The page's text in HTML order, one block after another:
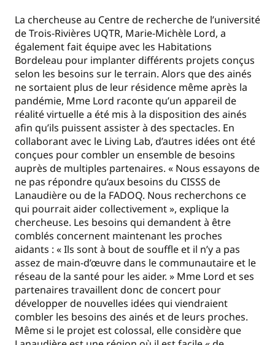
La chercheuse au Centre de recherche de l’université
de Trois-Rivières UQTR, Marie-Michèle Lord, a
également fait équipe avec les Habitations
Bordeleau pour implanter différents projets conçus
selon les besoins sur le terrain. Alors que des ainés
ne sortaient plus de leur résidence même après la
pandémie, Mme Lord raconte qu’un appareil de
réalité virtuelle a été mis à la disposition des ainés
afin qu’ils puissent assister à des spectacles. En
collaborant avec le Living Lab, d’autres idées ont été
conçues pour combler un ensemble de besoins
auprès de multiples partenaires. « Nous essayons de
ne pas répondre qu’aux besoins du CISSS de
Lanaudière ou de la FADOQ. Nous recherchons ce
qui pourrait aider collectivement », explique la
chercheuse. Les besoins qui demandent à être
comblés concernent maintenant les proches
aidants : « Ils sont à bout de souffle et il n’y a pas
assez de main-d’œuvre dans le communautaire et le
réseau de la santé pour les aider. » Mme Lord et ses
partenaires travaillent donc de concert pour
développer de nouvelles idées qui viendraient
combler les besoins des ainés et de leurs proches.
Même si le projet est colossal, elle considère que